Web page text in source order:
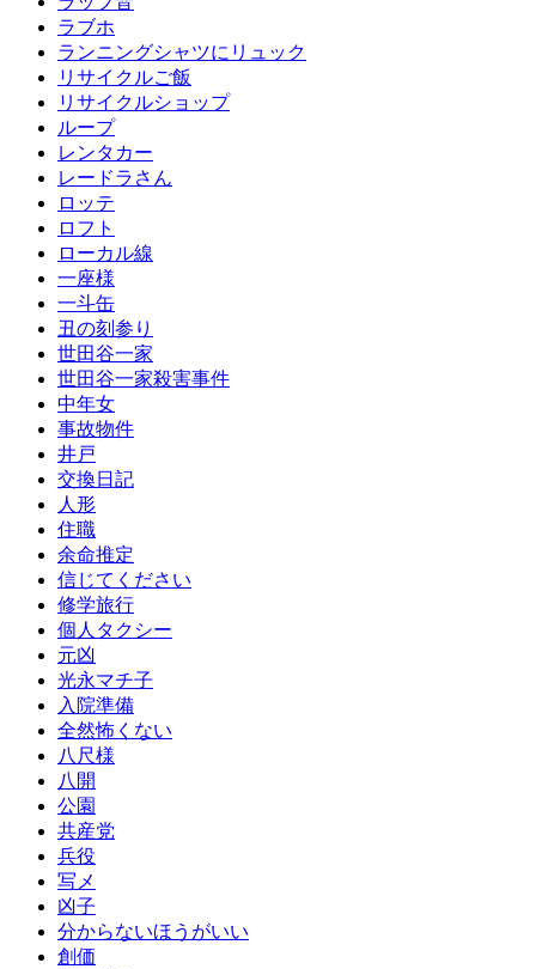
ラブホ
ランニングシャツにリュック
リサイクルご飯
リサイクルショップ
ループ
レンタカー
レードラさん
ロッテ
ロフト
ローカル線
一座様
一斗缶
丑の刻参り
世田谷一家
世田谷一家殺害事件
中年女
事故物件
井戸
交換日記
人形
住職
余命推定
信じてください
修学旅行
個人タクシー
元凶
光永マチ子
入院準備
全然怖くない
八尺様
八開
公園
共産党
兵役
写メ
凶子
分からないほうがいい
創価